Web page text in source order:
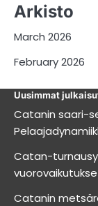
Arkisto
March 2026
February 2026
Uusimmat
Catanin saari-
Catan-
Catanin